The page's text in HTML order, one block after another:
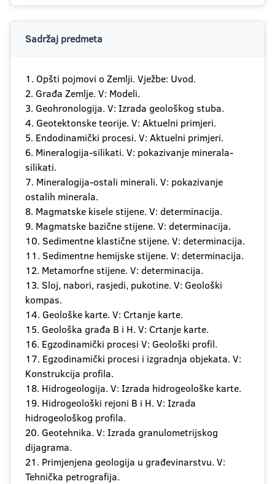
Sadržaj predmeta
1. Opšti pojmovi o Zemlji. Vježbe: Uvod.
2. Građa Zemlje. V: Modeli.
3. Geohronologija. V: Izrada geološkog stuba.
4. Geotektonske teorije. V: Aktuelni primjeri.
5. Endodinamički procesi. V: Aktuelni primjeri.
6. Mineralogija-silikati. V: pokazivanje minerala-
silikati.
7. Mineralogija-ostali minerali. V: pokazivanje
ostalih minerala.
8. Magmatske kisele stijene. V: determinacija.
9. Magmatske bazične stijene. V: determinacija.
10. Sedimentne klastične stijene. V: determinacija.
11. Sedimentne hemijske stijene. V: determinacija.
12. Metamorfne stijene. V: determinacija.
13. Sloj, nabori, rasjedi, pukotine. V: Geološki
kompas.
14. Geološke karte. V: Crtanje karte.
15. Geološka građa B i H. V: Crtanje karte.
16. Egzodinamički procesi V: Geološki profil.
17. Egzodinamički procesi i izgradnja objekata. V:
Konstrukcija profila.
18. Hidrogeologija. V: Izrada hidrogeološke karte.
19. Hidrogeološki rejoni B i H. V: Izrada
hidrogeološkog profila.
20. Geotehnika. V: Izrada granulometrijskog
dijagrama.
21. Primjenjena geologija u građevinarstvu. V:
Tehnička petrografija.